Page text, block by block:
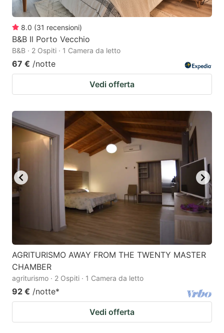
8.0 (31 recensioni)
B&B Il Porto Vecchio
B&B · 2 Ospiti · 1 Camera da letto
67 € /notte
Vedi offerta
AGRITURISMO AWAY FROM THE TWENTY MASTER
CHAMBER
agriturismo · 2 Ospiti · 1 Camera da letto
92 € /notte*
Vedi offerta